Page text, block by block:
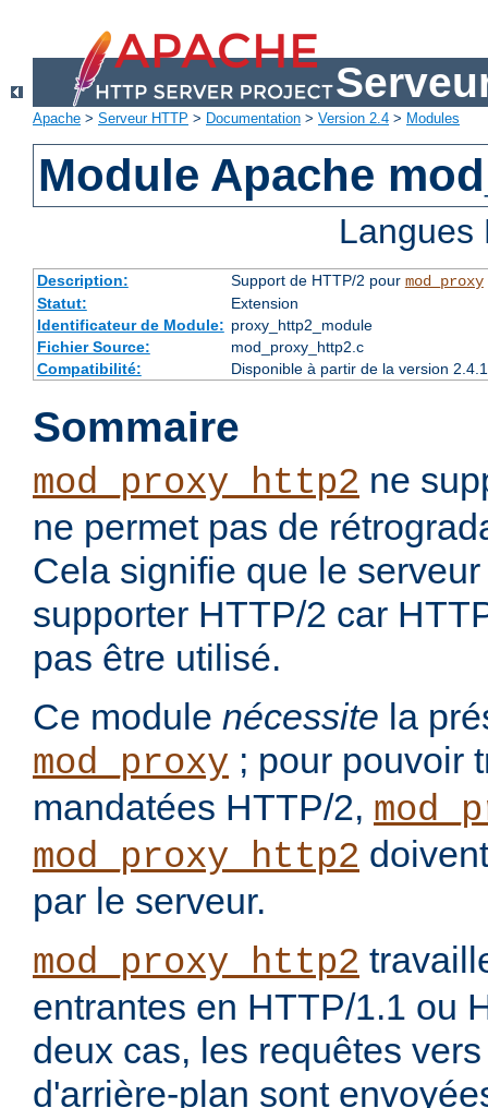
Apache > Serveur HTTP > Documentation > Version 2.4 > Modules
Module Apache
Description: Support de HTTP/2 pour mod_proxy
Statut:
Extension
Identificateur de Module: proxy_http2_module
Fichier Source:
mod_proxy_http2.c
Compatibilité:
Disponible à partir de la version
Sommaire
mod_proxy_http2 ne
ne permet pas de
Cela signifie que le
supporter HTTP/2 car
pas être utilisé.
Ce module nécessite la
mod_proxy ; pour pouvoir
mandatées HTTP/2,
mod_proxy_http2
par le serveur.
mod_proxy_http2
entrantes en HTTP/1.1 ou
deux cas, les requêtes
d'arrière-plan sont